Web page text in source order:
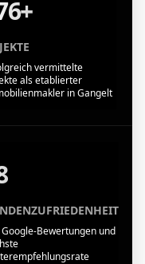
vermittelte
als etablierter
in Gangelt
Google-Bewertungen und